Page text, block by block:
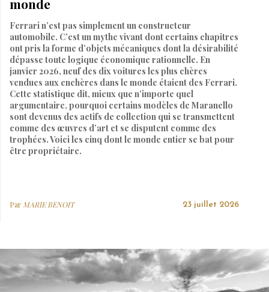
monde
Ferrari n’est pas simplement un constructeur
automobile. C’est un mythe vivant dont certains chapitres
ont pris la forme d’objets mécaniques dont la désirabilité
dépasse toute logique économique rationnelle. En
janvier 2026, neuf des dix voitures les plus chères
vendues aux enchères dans le monde étaient des Ferrari.
Cette statistique dit, mieux que n’importe quel
argumentaire, pourquoi certains modèles de Maranello
sont devenus des actifs de collection qui se transmettent
comme des œuvres d’art et se disputent comme des
trophées. Voici les cinq dont le monde entier se bat pour
être propriétaire.
ParMARIE BENOIT 23 juillet 2026